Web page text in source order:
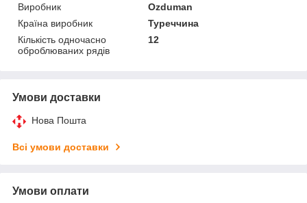
Виробник
Ozduman
Країна виробник
Туреччина
Кількість одночасно
оброблюваних рядів
12
Умови доставки
Нова Пошта
Всі умови доставки
Умови оплати